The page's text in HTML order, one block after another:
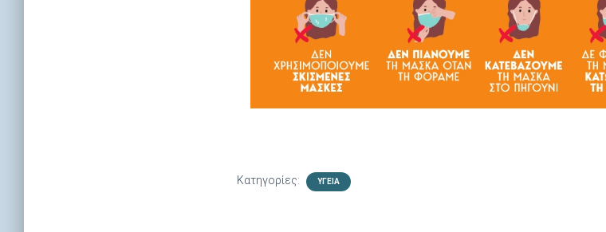
Κατηγορίες: ΥΓΕΊΑ